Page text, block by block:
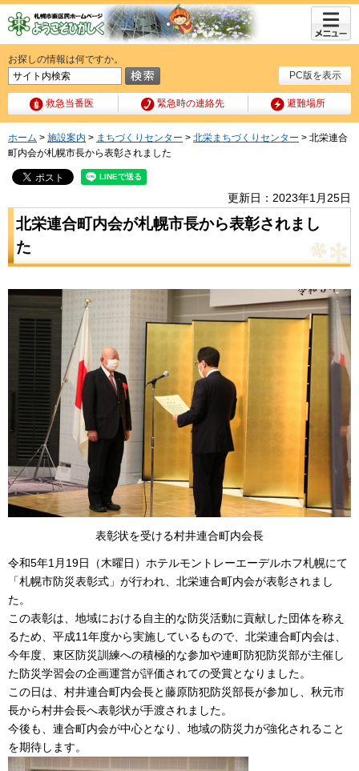
PC版を表示
お探しの情報は何ですか。
救急当番医 緊急時の連絡先 避難場所
メニュ
ー
ホーム > 施設案内 > まちづくりセンター > 北栄まちづくりセンター > 北栄連合
町内会が札幌市長から表彰されました
更新日：2023年1月25日
北栄連合町内会が札幌市長から表彰されまし
た
表彰状を受ける村井連合町内会長
令和5年1月19日（木曜日）ホテルモントレーエーデルホフ札幌にて
「札幌市防災表彰式」が行われ、北栄連合町内会が表彰されまし
た。
この表彰は、地域における自主的な防災活動に貢献した団体を称え
るため、平成11年度から実施しているもので、北栄連合町内会は、
今年度、東区防災訓練への積極的な参加や連町防犯防災部が主催し
た防災学習会の企画運営が評価されての受賞となりました。
この日は、村井連合町内会長と藤原防犯防災部長が参加し、秋元市
長から村井会長へ表彰状が手渡されました。
今後も、連合町内会が中心となり、地域の防災力が強化されること
を期待します。